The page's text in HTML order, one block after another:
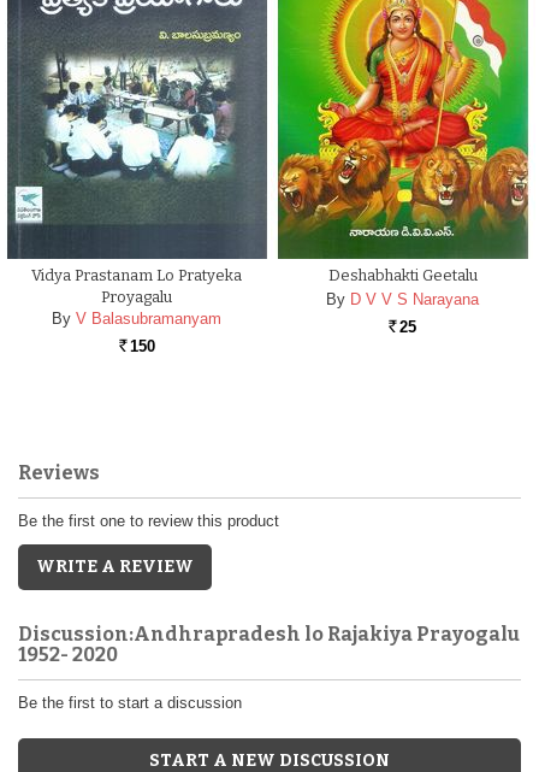
Vidya Prastanam Lo Pratyeka
Proyagalu
By V Balasubramanyam
Rs. 150
Deshabhakti Geetalu
By D V V S Narayana
Rs. 25
Reviews
Be the first one to review this product
WRITE A REVIEW
Discussion:Andhrapradesh lo Rajakiya Prayogalu
1952- 2020
Be the first to start a discussion
START A NEW DISCUSSION